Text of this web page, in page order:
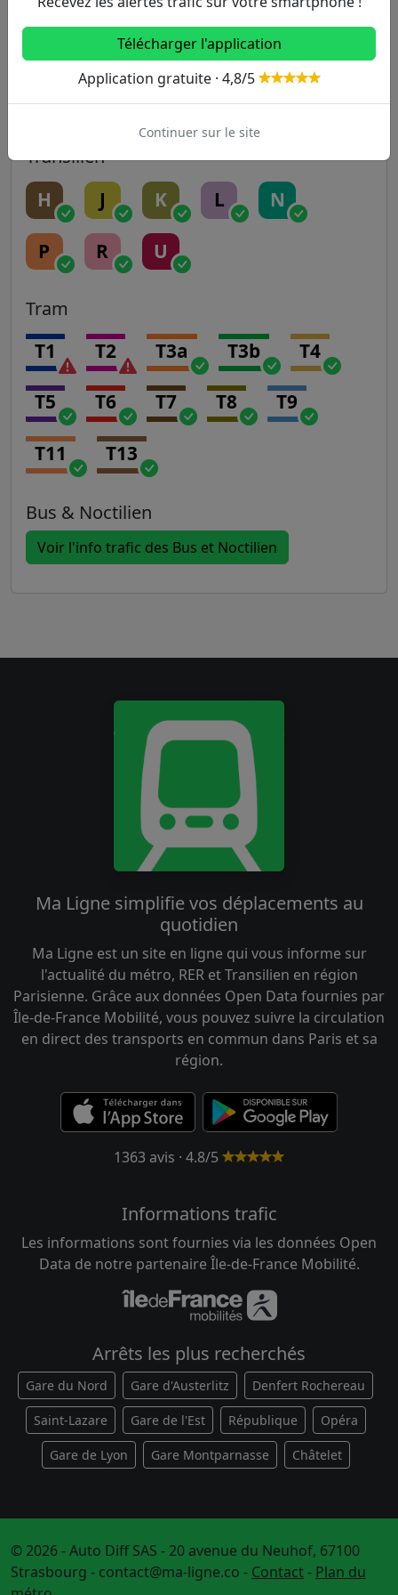
RER
A B C D E
Transilien
H J K L N
P R U
Tram
T1 T2 T3a T3b T4
T5 T6 T7 T8 T9
T11 T13
Bus & Noctilien
Voir l'info trafic des Bus et Noctilien
Ma Ligne simplifie vos déplacements au
quotidien
Ma Ligne est un site en ligne qui vous informe sur
l'actualité du métro, RER et Transilien en région
Parisienne. Grâce aux données Open Data fournies par
Île-de-France Mobilité, vous pouvez suivre la circulation
en direct des transports en commun dans Paris et sa
région.
1363 avis · 4.8/5
Informations trafic
Les informations sont fournies via les données Open
Data de notre partenaire Île-de-France Mobilité.
Arrêts les plus recherchés
Gare du Nord Gare d'Austerlitz Denfert Rochereau
Saint-Lazare Gare de l'Est République Opéra
Gare de Lyon Gare Montparnasse Châtelet
© 2026 - Auto Diff SAS - 20 avenue du Neuhof, 67100
Strasbourg - contact@ma-ligne.co - Contact- Plan du
Télécharger l'application
Application gratuite · 4,8/5
Continuer sur le site